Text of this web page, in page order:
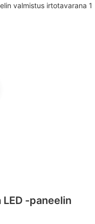
-paneelin